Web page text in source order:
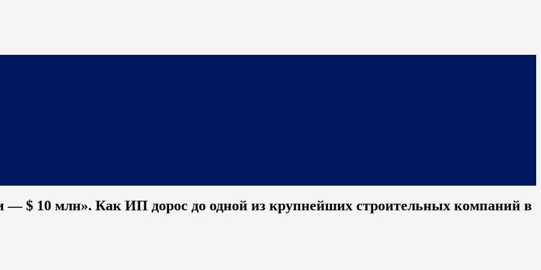
— $ 10 млн». Как ИП дорос до одной из крупнейших строительных компаний в